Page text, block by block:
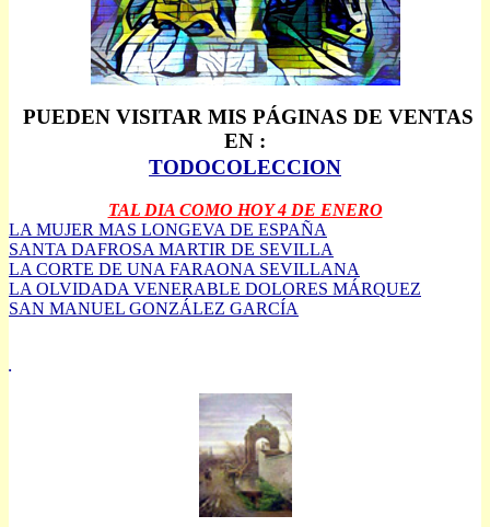
PUEDEN VISITAR MIS PÁGINAS DE VENTAS
EN :
TODOCOLECCION
TAL DIA COMO HOY 4 DE ENERO
LA MUJER MAS LONGEVA DE ESPAÑA
SANTA DAFROSA MARTIR DE SEVILLA
LA CORTE DE UNA FARAONA SEVILLANA
LA OLVIDADA VENERABLE DOLORES MÁRQUEZ
SAN MANUEL GONZÁLEZ GARCÍA
.